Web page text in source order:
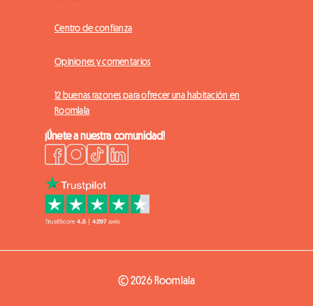
Centro de confianza
Opiniones y comentarios
12 buenas razones para ofrecer una habitación en
Roomlala
¡Únete a nuestra comunidad!
© 2026 Roomlala